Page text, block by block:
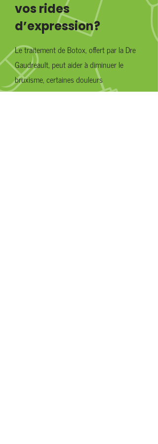
vos rides
d’expression?
Le traitement de Botox, offert par la Dre
Gaudreault, peut aider à diminuer le
bruxisme, certaines douleurs
myofasciales et lisser délicatement le haut